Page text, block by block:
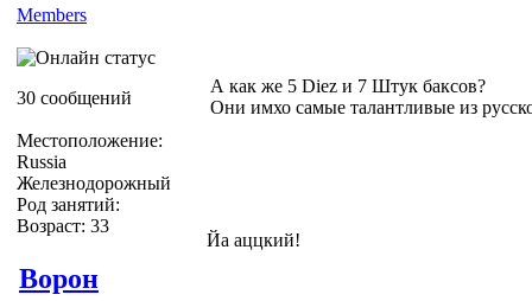
Members
30 сообщений
Местоположение:
Russia
Железнодорожный
Род занятий:
Возраст: 33
А как же 5 Diez и 7 Штук баксов?
Они имхо самые талантливые из
Йа аццкий!
Ворон